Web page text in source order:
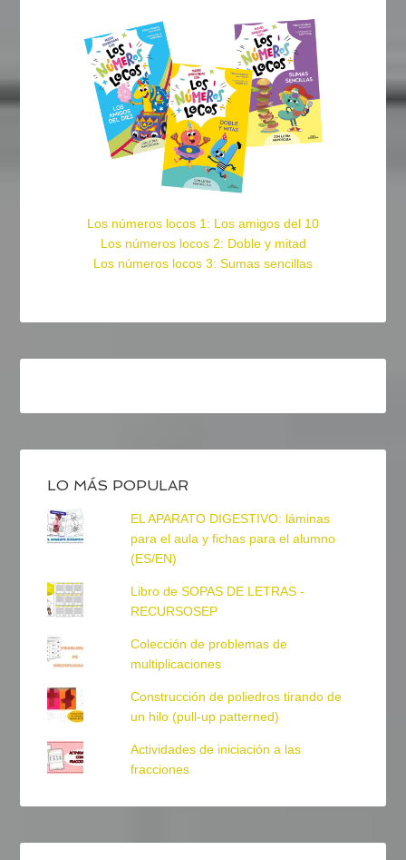
Los números locos 1: Los amigos del 10
Los números locos 2: Doble y mitad
Los números locos 3: Sumas sencillas
LO MÁS POPULAR
EL APARATO DIGESTIVO: láminas
para el aula y fichas para el alumno
(ES/EN)
Libro de SOPAS DE LETRAS -
RECURSOSEP
Colección de problemas de
multiplicaciones
Construcción de poliedros tirando de
un hilo (pull-up patterned)
Actividades de iniciación a las
fracciones